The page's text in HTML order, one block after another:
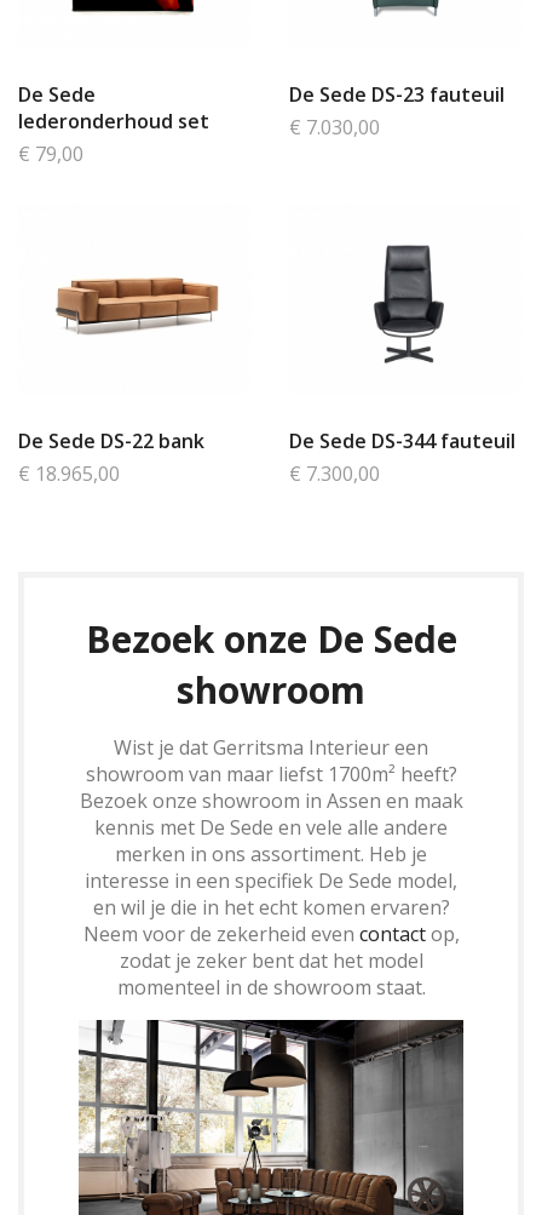
De Sede
lederonderhoud set
€ 79,00
De Sede DS-23 fauteuil
€ 7.030,00
De Sede DS-22 bank
€ 18.965,00
De Sede DS-344 fauteuil
€ 7.300,00
Bezoek onze De Sede
showroom
Wist je dat Gerritsma Interieur een
showroom van maar liefst 1700m² heeft?
Bezoek onze showroom in Assen en maak
kennis met De Sede en vele alle andere
merken in ons assortiment. Heb je
interesse in een specifiek De Sede model,
en wil je die in het echt komen ervaren?
Neem voor de zekerheid even contactop,
zodat je zeker bent dat het model
momenteel in de showroom staat.